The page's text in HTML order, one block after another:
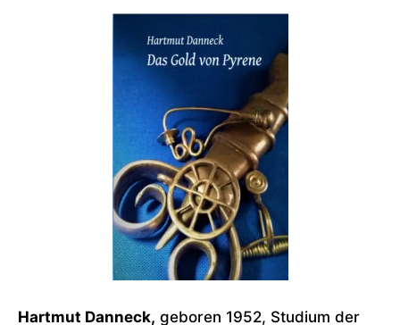
Hartmut Danneck, geboren 1952, Studium der